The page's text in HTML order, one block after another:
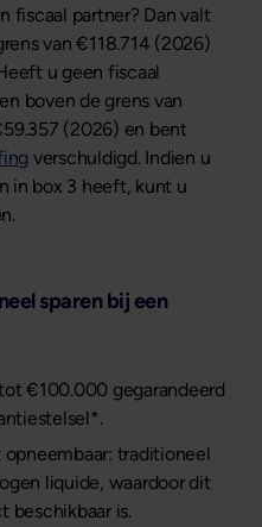
fiscaal partner? Dan valt
van €118.714 (2026)
u geen fiscaal
boven de grens van
(2026) en bent
verschuldigd. Indien u
in box 3 heeft, kunt u
sparen bij een
€100.000 gegarandeerd
traditioneel
liquide, waardoor dit
beschikbaar is.